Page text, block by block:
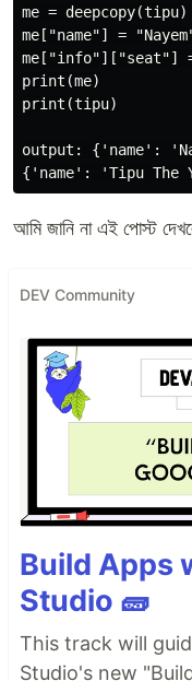
me = deepcopy(tipu)
me["name"] =
me["info"]["seat"] =
print(me)
print(tipu)
output: {'name':
আমি জানি না এই পোস্ট
DEV Community
Build Apps
Studio 🧱
This track will
Studio's new